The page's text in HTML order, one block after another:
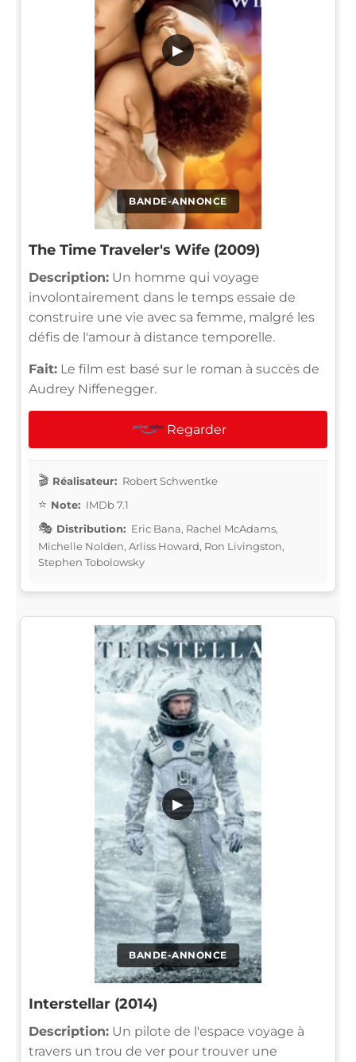
BANDE-ANNONCE
▶
The Time Traveler's Wife (2009)
Description: Un homme qui voyage
involontairement dans le temps essaie de
construire une vie avec sa femme, malgré les
défis de l'amour à distance temporelle.
Fait: Le film est basé sur le roman à succès de
Audrey Niffenegger.
Regarder
Réalisateur: Robert Schwentke
Note: IMDb 7.1
Distribution: Eric Bana, Rachel McAdams,
Michelle Nolden, Arliss Howard, Ron Livingston,
Stephen Tobolowsky
BANDE-ANNONCE
▶
Interstellar (2014)
Description: Un pilote de l'espace voyage à
travers un trou de ver pour trouver une